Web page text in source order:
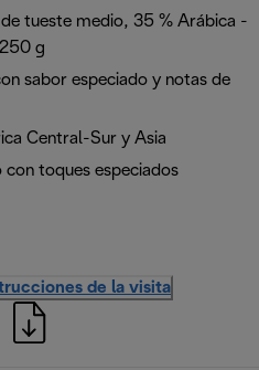
tueste medio, 35 % Arábica -
g
sabor especiado y notas de
Central-Sur y Asia
toques especiados
de la visita